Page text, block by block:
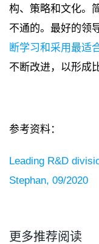
构、策略和文化。
不通的。最好的领
断学习和采用最适
不断改进，以形成
参考资料：
Leading R&D
Stephan, 09/2020
更多推荐阅读